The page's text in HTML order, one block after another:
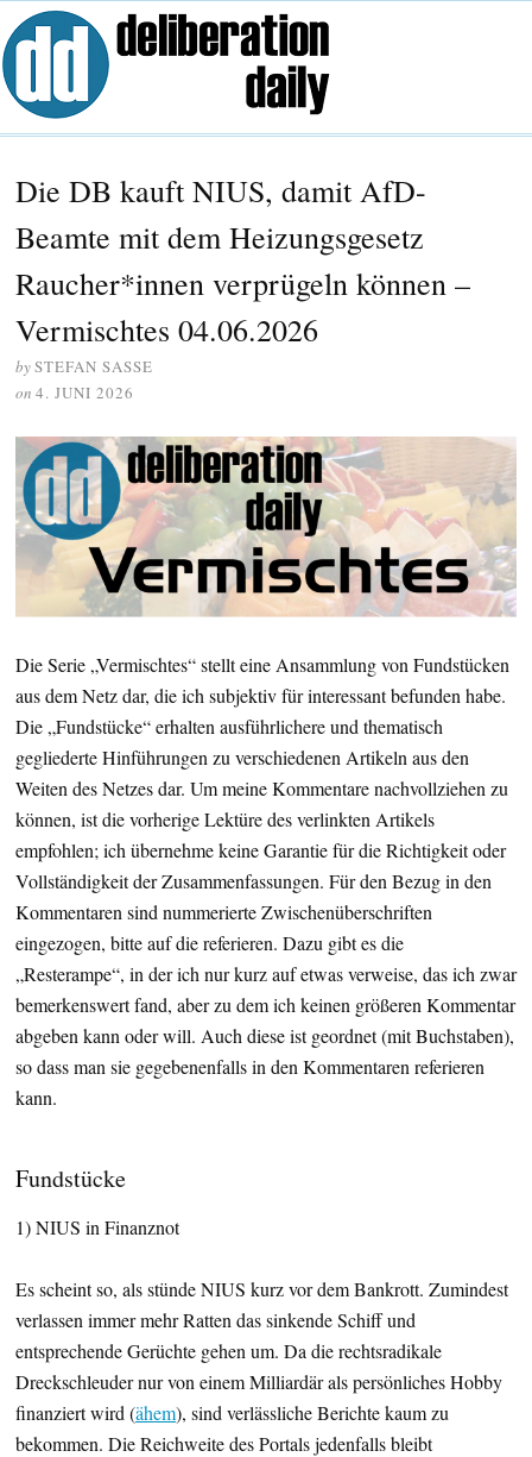
Die DB kauft NIUS, damit AfD-
Beamte mit dem Heizungsgesetz
Raucher*innen verprügeln können –
Vermischtes 04.06.2026
bySTEFAN SASSE
on 4. JUNI 2026
Die Serie „Vermischtes“ stellt eine Ansammlung von Fundstücken
aus dem Netz dar, die ich subjektiv für interessant befunden habe.
Die „Fundstücke“ erhalten ausführlichere und thematisch
gegliederte Hinführungen zu verschiedenen Artikeln aus den
Weiten des Netzes dar. Um meine Kommentare nachvollziehen zu
können, ist die vorherige Lektüre des verlinkten Artikels
empfohlen; ich übernehme keine Garantie für die Richtigkeit oder
Vollständigkeit der Zusammenfassungen. Für den Bezug in den
Kommentaren sind nummerierte Zwischenüberschriften
eingezogen, bitte auf die referieren. Dazu gibt es die
„Resterampe“, in der ich nur kurz auf etwas verweise, das ich zwar
bemerkenswert fand, aber zu dem ich keinen größeren Kommentar
abgeben kann oder will. Auch diese ist geordnet (mit Buchstaben),
so dass man sie gegebenenfalls in den Kommentaren referieren
kann.
Fundstücke
1) NIUS in Finanznot
Es scheint so, als stünde NIUS kurz vor dem Bankrott. Zumindest
verlassen immer mehr Ratten das sinkende Schiff und
entsprechende Gerüchte gehen um. Da die rechtsradikale
Dreckschleuder nur von einem Milliardär als persönliches Hobby
finanziert wird (ähem), sind verlässliche Berichte kaum zu
bekommen. Die Reichweite des Portals jedenfalls bleibt